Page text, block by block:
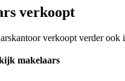
verkoopt
verkoopt verder ook
makelaars